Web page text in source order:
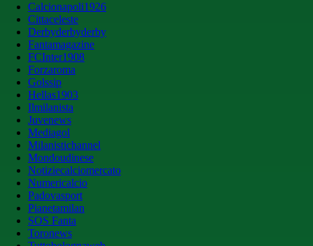
Calcionapoli1926
Cittaceleste
Derbyderbyderby
Fantamagazine
FCInter1908
Forzaroma
Golssip
Hellas1903
Ilmilanista
Juvenews
Mediagol
Milanistichannel
Mondoudinese
Notiziecalciomercato
Numericalcio
Padovasport
Pianetamilan
SOS Fanta
Toronews